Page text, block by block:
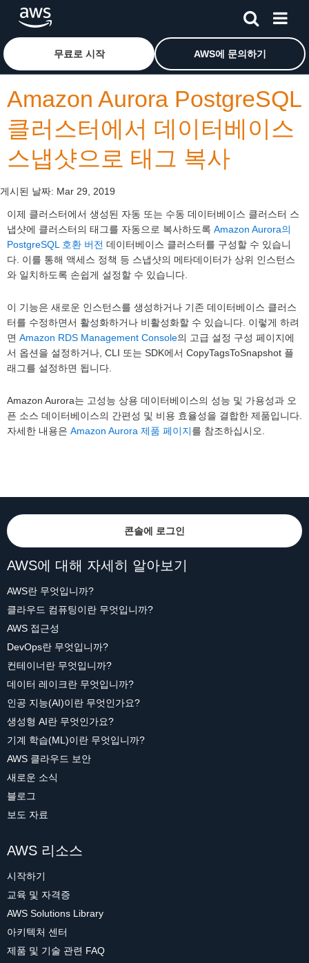
메인 콘텐츠로 건너뛰기Amazon Web Services 홈 페이지로 돌아가려면 여기를 클
무료로 시작 AWS에 문의하기
Amazon Aurora PostgreSQL
클러스터에서 데이터베이스
스냅샷으로 태그 복사
게시된 날짜: Mar 29, 2019
이제 클러스터에서 생성된 자동 또는 수동 데이터베이스 클러스터 스
냅샷에 클러스터의 태그를 자동으로 복사하도록 Amazon Aurora의
PostgreSQL 호환 버전 데이터베이스 클러스터를 구성할 수 있습니
다. 이를 통해 액세스 정책 등 스냅샷의 메타데이터가 상위 인스턴스
와 일치하도록 손쉽게 설정할 수 있습니다.
이 기능은 새로운 인스턴스를 생성하거나 기존 데이터베이스 클러스
터를 수정하면서 활성화하거나 비활성화할 수 있습니다. 이렇게 하려
면 Amazon RDS Management Console의 고급 설정 구성 페이지에
서 옵션을 설정하거나, CLI 또는 SDK에서 CopyTagsToSnapshot 플
래그를 설정하면 됩니다.
Amazon Aurora는 고성능 상용 데이터베이스의 성능 및 가용성과 오
픈 소스 데이터베이스의 간편성 및 비용 효율성을 결합한 제품입니다.
자세한 내용은 Amazon Aurora 제품 페이지를 참조하십시오.
콘솔에 로그인
AWS에 대해 자세히 알아보기
AWS란 무엇입니까?
클라우드 컴퓨팅이란 무엇입니까?
AWS 접근성
DevOps란 무엇입니까?
컨테이너란 무엇입니까?
데이터 레이크란 무엇입니까?
인공 지능(AI)이란 무엇인가요?
생성형 AI란 무엇인가요?
기계 학습(ML)이란 무엇입니까?
AWS 클라우드 보안
새로운 소식
블로그
보도 자료
AWS 리소스
시작하기
교육 및 자격증
AWS Solutions Library
아키텍처 센터
제품 및 기술 관련 FAQ